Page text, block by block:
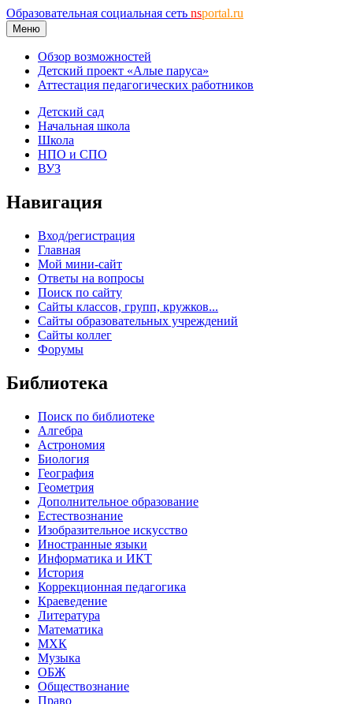
Образовательная социальная сеть nsportal.ru
Меню
Обзор возможностей
Детский проект «Алые паруса»
Аттестация педагогических работников
Детский сад
Начальная школа
Школа
НПО и СПО
ВУЗ
Навигация
Вход/регистрация
Главная
Мой мини-сайт
Ответы на вопросы
Поиск по сайту
Сайты классов, групп, кружков...
Сайты образовательных учреждений
Сайты коллег
Форумы
Библиотека
Поиск по библиотеке
Алгебра
Астрономия
Биология
География
Геометрия
Дополнительное образование
Естествознание
Изобразительное искусство
Иностранные языки
Информатика и ИКТ
История
Коррекционная педагогика
Краеведение
Литература
Математика
МХК
Музыка
ОБЖ
Обществознание
Право